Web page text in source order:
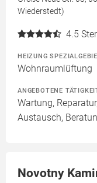
Wiederstedt)
4.5
HEIZUNG
Wohnraumlüftung
ANGEBOTENE
Wartung,
Austausch,
Novotny